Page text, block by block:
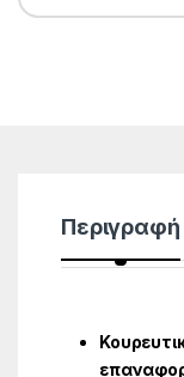
Περιγραφή